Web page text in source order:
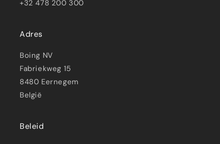
+32 478 200 300
Adres
Boing NV
Fabriekweg 15
8480 Eernegem
België
Beleid